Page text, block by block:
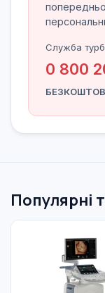
Служба
0 800
Популярні